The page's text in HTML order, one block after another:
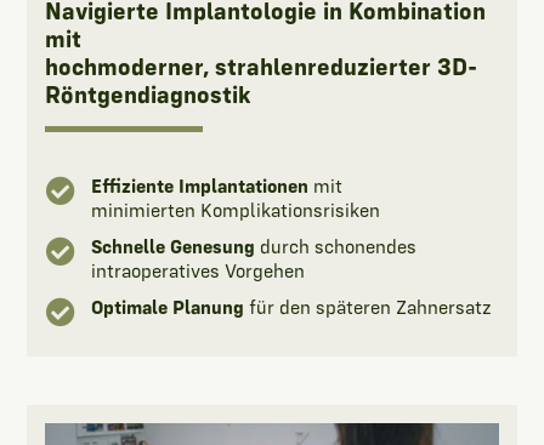
Navigierte Implantologie in Kombination
mit
hochmoderner, strahlenreduzierter 3D-
Röntgendiagnostik
 Effiziente Implantationen mit
minimierten Komplikationsrisiken
 Schnelle Genesung durch schonendes
intraoperatives Vorgehen
 Optimale Planung für den späteren Zahnersatz